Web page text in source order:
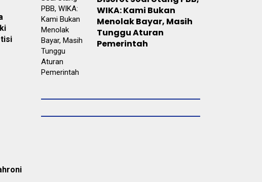
WIKA: Kami Bukan
Menolak Bayar, Masih
Tunggu Aturan
Pemerintah